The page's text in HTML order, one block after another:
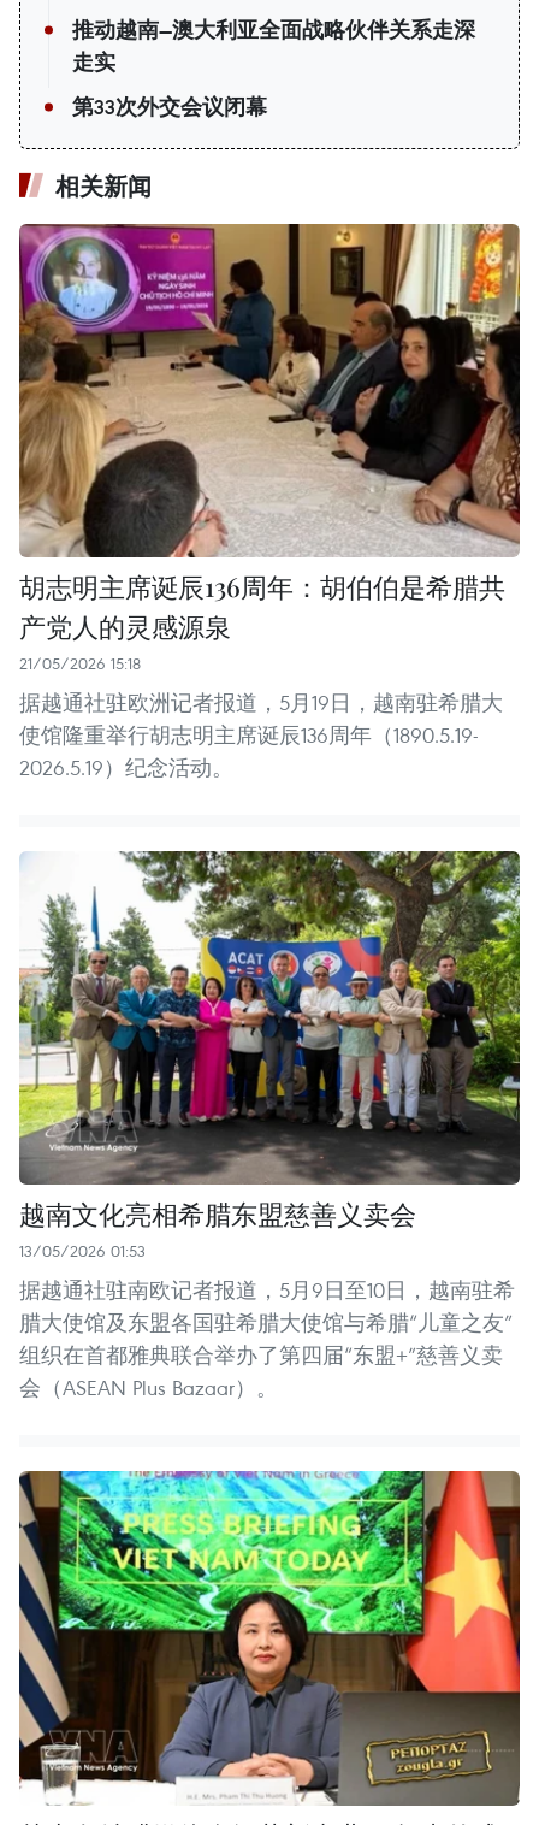
推动越南—澳大利亚全面战略伙伴关系走深
走实
第33次外交会议闭幕
相关新闻
胡志明主席诞辰136周年：胡伯伯是希腊共
产党人的灵感源泉
21/05/2026 15:18
据越通社驻欧洲记者报道，5月19日，越南驻希腊大
使馆隆重举行胡志明主席诞辰136周年（1890.5.19-
2026.5.19）纪念活动。
越南文化亮相希腊东盟慈善义卖会
13/05/2026 01:53
据越通社驻南欧记者报道，5月9日至10日，越南驻希
腊大使馆及东盟各国驻希腊大使馆与希腊“儿童之友”
组织在首都雅典联合举办了第四届“东盟+”慈善义卖
会（ASEAN Plus Bazaar）。